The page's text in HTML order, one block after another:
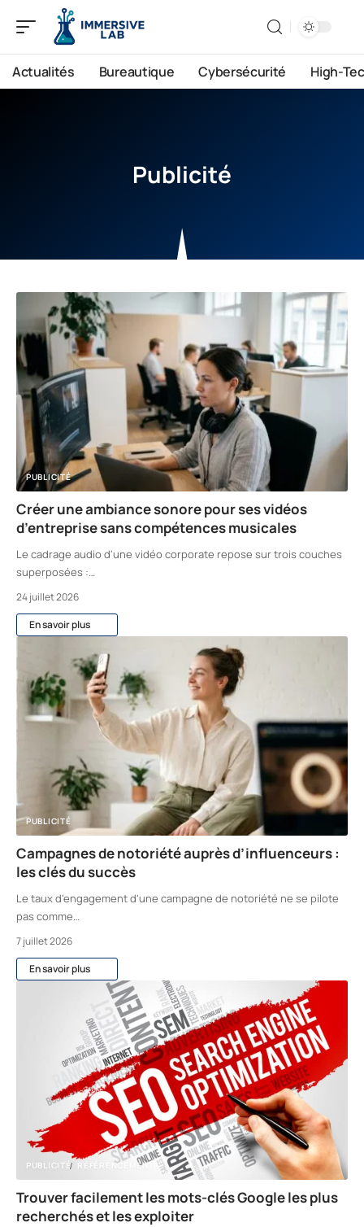
Actualités Bureautique Cybersécurité High-
Publicité
PUBLICITÉ
Créer une ambiance sonore pour ses vidéos
d’entreprise sans compétences musicales
Le cadrage audio d'une vidéo corporate repose sur trois couches
superposées :…
24 juillet 2026
En savoir plus
PUBLICITÉ
Campagnes de notoriété auprès d’influenceurs :
les clés du succès
Le taux d'engagement d'une campagne de notoriété ne se pilote
pas comme…
7 juillet 2026
En savoir plus
PUBLICITÉ RÉFÉRENCEMENT
Trouver facilement les mots-clés Google les plus
recherchés et les exploiter